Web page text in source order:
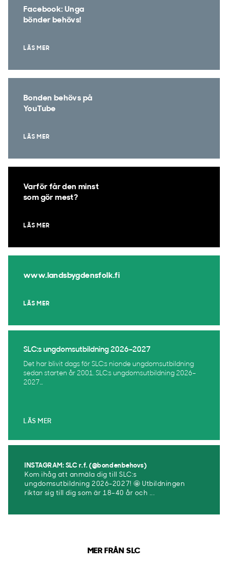
Facebook: Unga
bönder behövs!
LÄS MER
Bonden behövs på
YouTube
LÄS MER
Varför får den minst
som gör mest?
LÄS MER
www.landsbygdensfolk.fi
LÄS MER
SLC:s ungdomsutbildning 2026–2027
Det har blivit dags för SLC:s nionde ungdomsutbildning
sedan starten år 2001. SLC:s ungdomsutbildning 2026–
2027...
LÄS MER
INSTAGRAM: SLC r.f. (@bondenbehovs)
Kom ihåg att anmäla dig till SLC:s
ungdomsutbildning 2026-2027! 🤩 Utbildningen
riktar sig till dig som är 18–40 år och ...
MER FRÅN SLC